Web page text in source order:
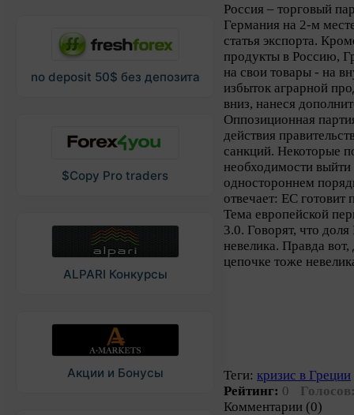
no deposit 50$ без депозита
$Copy Pro traders
ALPARI Конкурсы
Акции и Бонусы
Россия – торговый
Германия на 2-м
статья экспорта.
продукты в Россию,
на свои товары - на
избыток аграрной
вниз, нанеся
Оппозиционная
действия
санкций. Некоторые
необходимости
одностороннем
отвечает: ЕС
Тема европейской
3.0. Говорят, что
невелика. Правда
цепочке тоже
Теги: кризис в Греции
Рейтинг: 0
Комментарии (0)